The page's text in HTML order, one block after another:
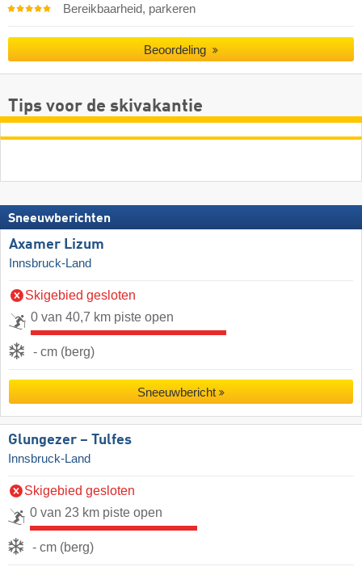
Bereikbaarheid, parkeren
Beoordeling
Tips voor de skivakantie
Sneeuwberichten
Axamer Lizum
Innsbruck-Land
Skigebied gesloten
0 van 40,7 km piste open
- cm (berg)
Sneeuwbericht
Glungezer – Tulfes
Innsbruck-Land
Skigebied gesloten
0 van 23 km piste open
- cm (berg)